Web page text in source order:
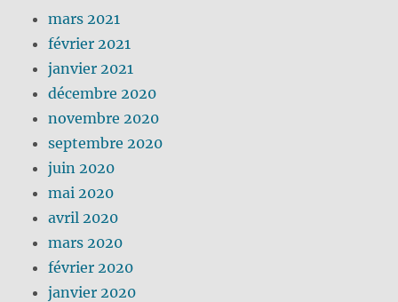
mars 2021
février 2021
janvier 2021
décembre 2020
novembre 2020
septembre 2020
juin 2020
mai 2020
avril 2020
mars 2020
février 2020
janvier 2020